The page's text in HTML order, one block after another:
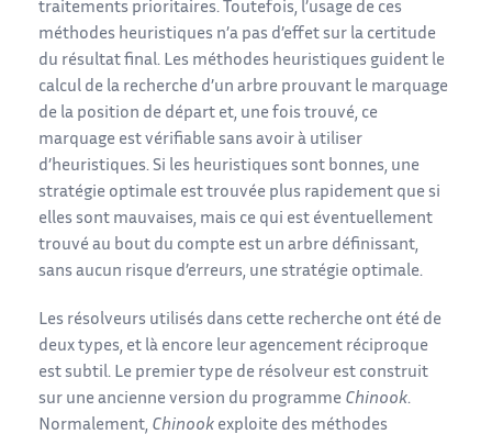
traitements prioritaires. Toutefois, l’usage de ces
méthodes heuristiques n’a pas d’effet sur la certitude
du résultat final. Les méthodes heuristiques guident le
calcul de la recherche d’un arbre prouvant le marquage
de la position de départ et, une fois trouvé, ce
marquage est vérifiable sans avoir à utiliser
d’heuristiques. Si les heuristiques sont bonnes, une
stratégie optimale est trouvée plus rapidement que si
elles sont mauvaises, mais ce qui est éventuellement
trouvé au bout du compte est un arbre définissant,
sans aucun risque d’erreurs, une stratégie optimale.
Les résolveurs utilisés dans cette recherche ont été de
deux types, et là encore leur agencement réciproque
est subtil. Le premier type de résolveur est construit
sur une ancienne version du programme Chinook.
Normalement, Chinook exploite des méthodes